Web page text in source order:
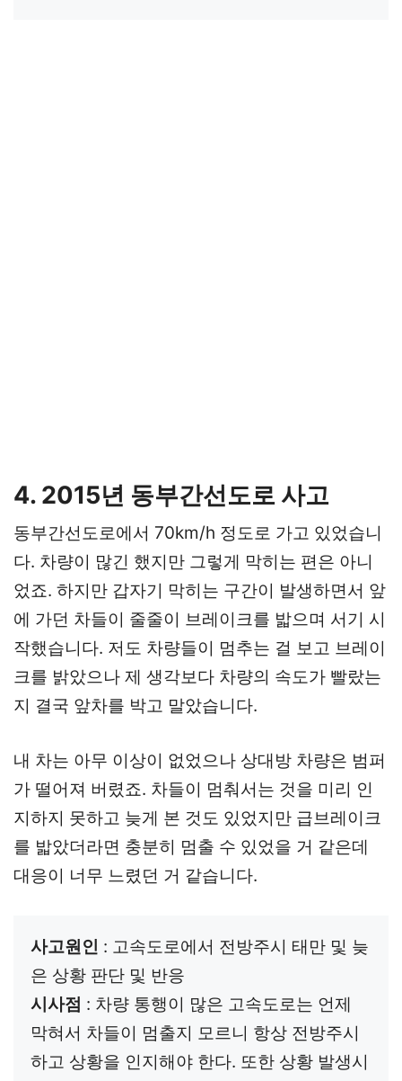
4. 2015년 동부간선도로 사고
동부간선도로에서 70km/h 정도로 가고 있었습니
다. 차량이 많긴 했지만 그렇게 막히는 편은 아니
었죠. 하지만 갑자기 막히는 구간이 발생하면서 앞
에 가던 차들이 줄줄이 브레이크를 밟으며 서기 시
작했습니다. 저도 차량들이 멈추는 걸 보고 브레이
크를 밝았으나 제 생각보다 차량의 속도가 빨랐는
지 결국 앞차를 박고 말았습니다.
내 차는 아무 이상이 없었으나 상대방 차량은 범퍼
가 떨어져 버렸죠. 차들이 멈춰서는 것을 미리 인
지하지 못하고 늦게 본 것도 있었지만 급브레이크
를 밟았더라면 충분히 멈출 수 있었을 거 같은데
대응이 너무 느렸던 거 같습니다.
사고원인 : 고속도로에서 전방주시 태만 및 늦
시사점 : 차량 통행이 많은 고속도로는 언제
막혀서 차들이 멈출지 모르니 항상 전방주시
하고 상황을 인지해야 한다. 또한 상황 발생시